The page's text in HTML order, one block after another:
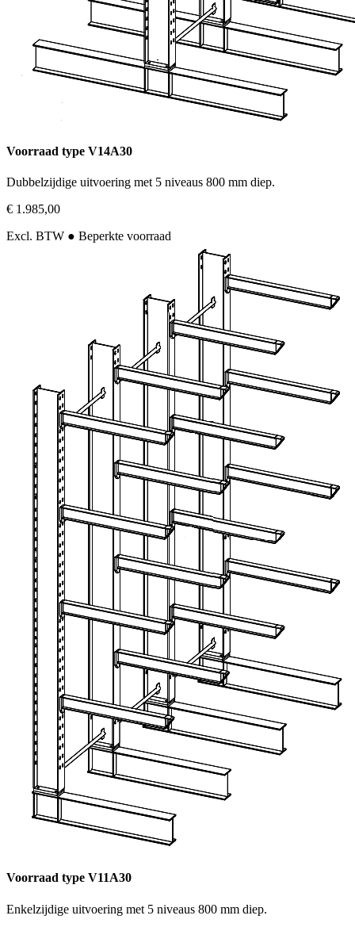
Voorraad type V14A30
Dubbelzijdige uitvoering met 5 niveaus 800 mm diep.
€ 1.985,00
Excl. BTW ● Beperkte voorraad
Voorraad type V11A30
Enkelzijdige uitvoering met 5 niveaus 800 mm diep.